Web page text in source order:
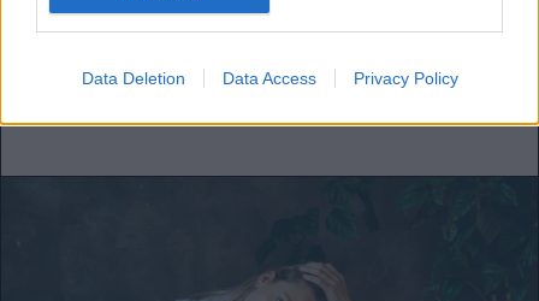
Data Deletion Data Access Privacy Policy
Ξέμεινες στην πόλη; Αυτό δεν σημαίνει
ότι δεν θα περάσεις τέλεια.